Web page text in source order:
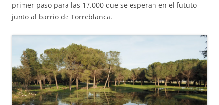
primer paso para las 17.000 que se esperan en el fututo
junto al barrio de Torreblanca.